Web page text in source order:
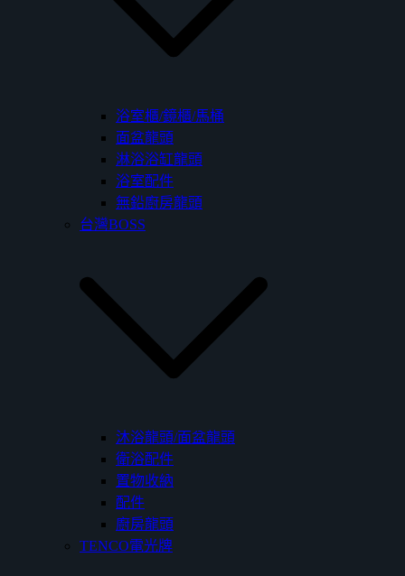
浴室櫃/鏡櫃/馬桶
面盆龍頭
淋浴浴缸龍頭
浴室配件
無鉛廚房龍頭
台灣BOSS
沐浴龍頭/面盆龍頭
衛浴配件
置物收納
配件
廚房龍頭
TENCO電光牌